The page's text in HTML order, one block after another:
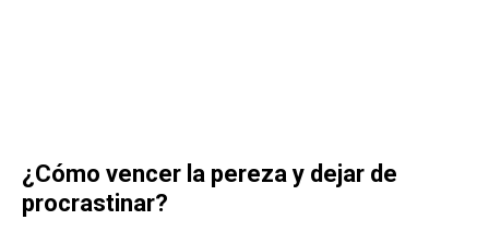
¿Cómo vencer la pereza y dejar de
procrastinar?